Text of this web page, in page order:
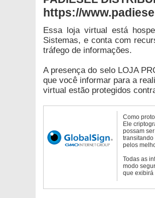
https://
Essa loja virtual está
Sistemas, e conta com
tráfego de informações.
A presença do selo LOJA
que você informar para a
virtual estão protegidos
Como
Ele
possam
transitando
pelos
Todas as
modo
que exibirá